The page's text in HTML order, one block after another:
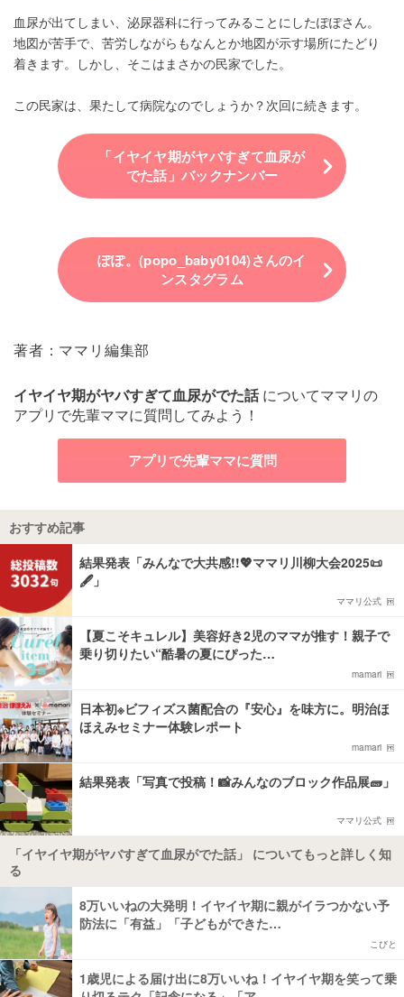
血尿が出てしまい、泌尿器科に行ってみることにしたぽぽさん。
地図が苦手で、苦労しながらもなんとか地図が示す場所にたどり
着きます。しかし、そこはまさかの民家でした。
この民家は、果たして病院なのでしょうか？次回に続きます。
「イヤイヤ期がヤバすぎて血尿が
でた話」バックナンバー
ぽぽ。(popo_baby0104)さんのイ
ンスタグラム
著者：ママリ編集部
イヤイヤ期がヤバすぎて血尿がでた話についてママリの
アプリで先輩ママに質問してみよう！
アプリで先輩ママに質問
おすすめ記事
結果発表「みんなで大共感!!💖ママリ川柳大会2025📜
🖋️」
ママリ公式
【夏こそキュレル】美容好き2児のママが推す！親子で
乗り切りたい“酷暑の夏にぴった…
mamari
日本初※ビフィズス菌配合の『安心』を味方に。明治ほ
ほえみセミナー体験レポート
mamari
結果発表「写真で投稿！📸みんなのブロック作品展🧱」
ママリ公式
「イヤイヤ期がヤバすぎて血尿がでた話」 についてもっと詳しく知
る
8万いいねの大発明！イヤイヤ期に親がイラつかない予
防法に「有益」「子どもができた…
こびと
1歳児による届け出に8万いいね！イヤイヤ期を笑って乗